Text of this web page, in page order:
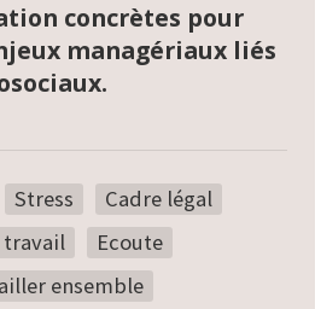
concrètes pour
managériaux liés
Stress
Cadre légal
travail
Ecoute
ensemble